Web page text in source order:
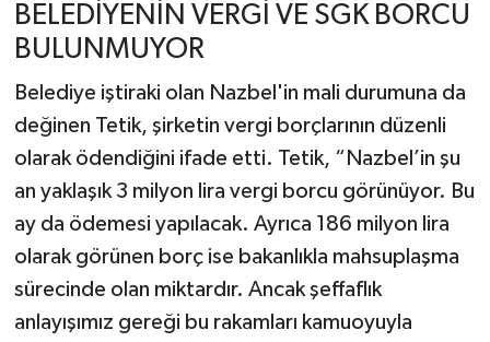
BELEDİYENİN VERGİ VE SGK BORCU
BULUNMUYOR
Belediye iştiraki olan Nazbel'in mali durumuna da
değinen Tetik, şirketin vergi borçlarının düzenli
olarak ödendiğini ifade etti. Tetik, “Nazbel’in şu
an yaklaşık 3 milyon lira vergi borcu görünüyor. Bu
ay da ödemesi yapılacak. Ayrıca 186 milyon lira
olarak görünen borç ise bakanlıkla mahsuplaşma
sürecinde olan miktardır. Ancak şeffaflık
anlayışımız gereği bu rakamları kamuoyuyla